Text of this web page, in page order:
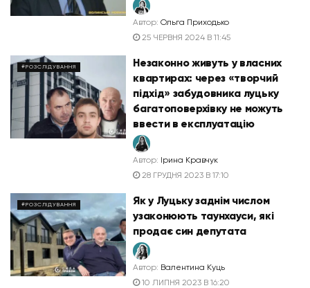
Автор: Ольга Приходько
25 ЧЕРВНЯ 2024 В 11:45
#РОЗСЛІДУВАННЯ
Незаконно живуть у власних
квартирах: через «творчий
підхід» забудовника луцьку
багатоповерхівку не можуть
ввести в експлуатацію
Автор: Ірина Кравчук
28 ГРУДНЯ 2023 В 17:10
#РОЗСЛІДУВАННЯ
Як у Луцьку заднім числом
узаконюють таунхауси, які
продає син депутата
Автор: Валентина Куць
10 ЛИПНЯ 2023 В 16:20